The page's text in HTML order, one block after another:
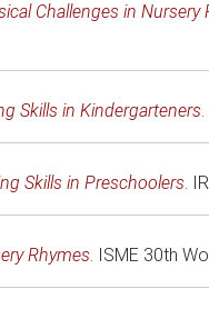
Challenges in Nursery
Skills in Kindergarteners.
Skills in Preschoolers.
Rhymes. ISME 30th